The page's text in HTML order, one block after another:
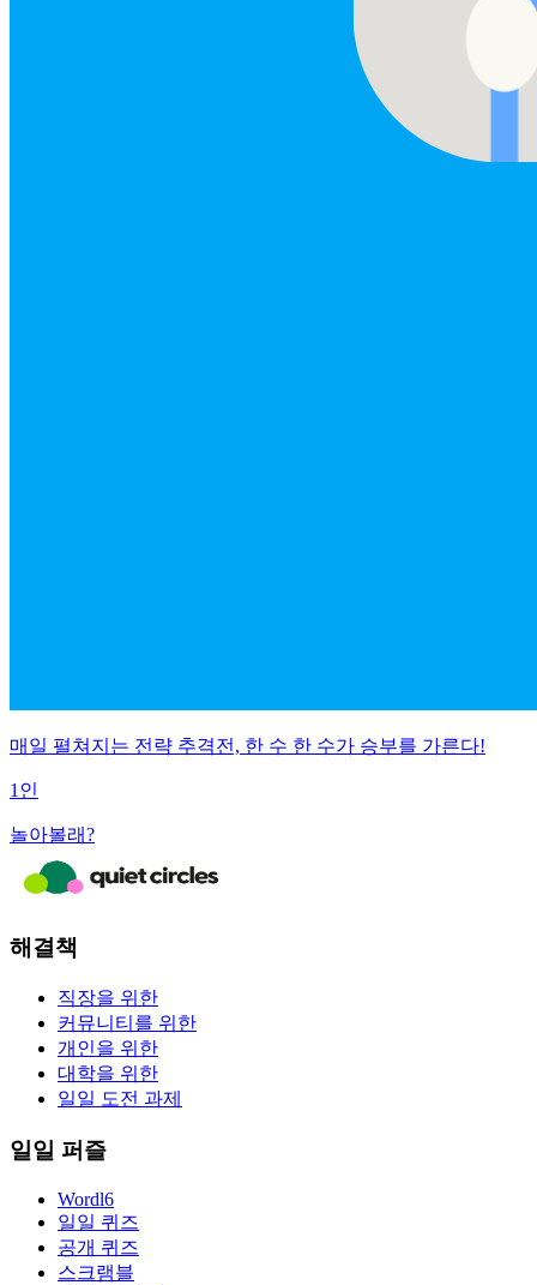
매일 펼쳐지는 전략 추격전, 한 수 한 수가 승부를 가른다!
1인
놀아볼래?
해결책
직장을 위한
커뮤니티를 위한
개인을 위한
대학을 위한
일일 도전 과제
일일 퍼즐
Wordl6
일일 퀴즈
공개 퀴즈
스크램블